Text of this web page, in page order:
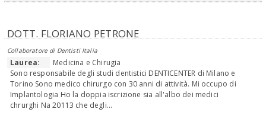
DOTT. FLORIANO PETRONE
Collaboratore di Dentisti Italia
Laurea:
Medicina e Chirugia
Sono responsabile degli studi dentistici DENTICENTER di Milano e
Torino Sono medico chirurgo con 30 anni di attività. Mi occupo di
Implantologia Ho la doppia iscrizione sia all'albo dei medici
chrurghi Na 20113 che degli...